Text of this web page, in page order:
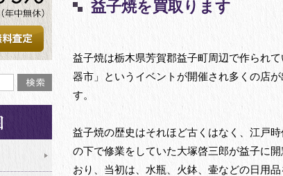
益子焼を買取ります
益子焼は栃木県芳賀郡益子町周辺で作られ
器市」というイベントが開催され多くの店
す。
益子焼の歴史はそれほど古くはなく、江戸
の下で修業をしていた大塚啓三郎が益子に
おり、当初は、水瓶、火鉢、壷などの日用